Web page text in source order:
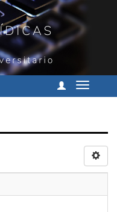
Cambiar